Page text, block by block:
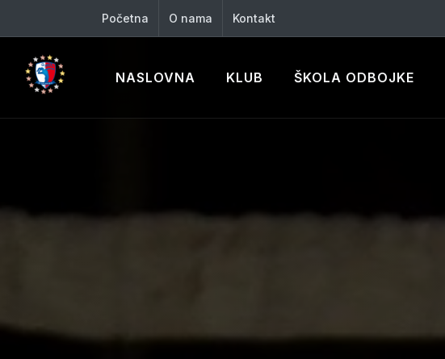
Početna O nama Kontakt
NASLOVNA KLUB ŠKOLA ODBOJKE